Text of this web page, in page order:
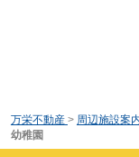
万栄不動産 > 周辺施設案
幼稚園